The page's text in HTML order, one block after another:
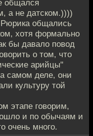
общался
а не датском.))))
Рюрика общались
хотя формально
бы давало повод
о том, что
арийцы"
самом деле, они
культуру той
этапе говорим,
и по обычаям и
очень много.